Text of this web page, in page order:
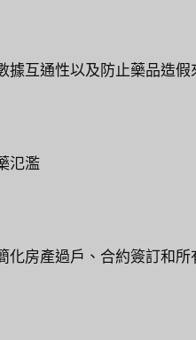
互通性以及防止藥品造
氾濫
房產過戶、合約簽訂和